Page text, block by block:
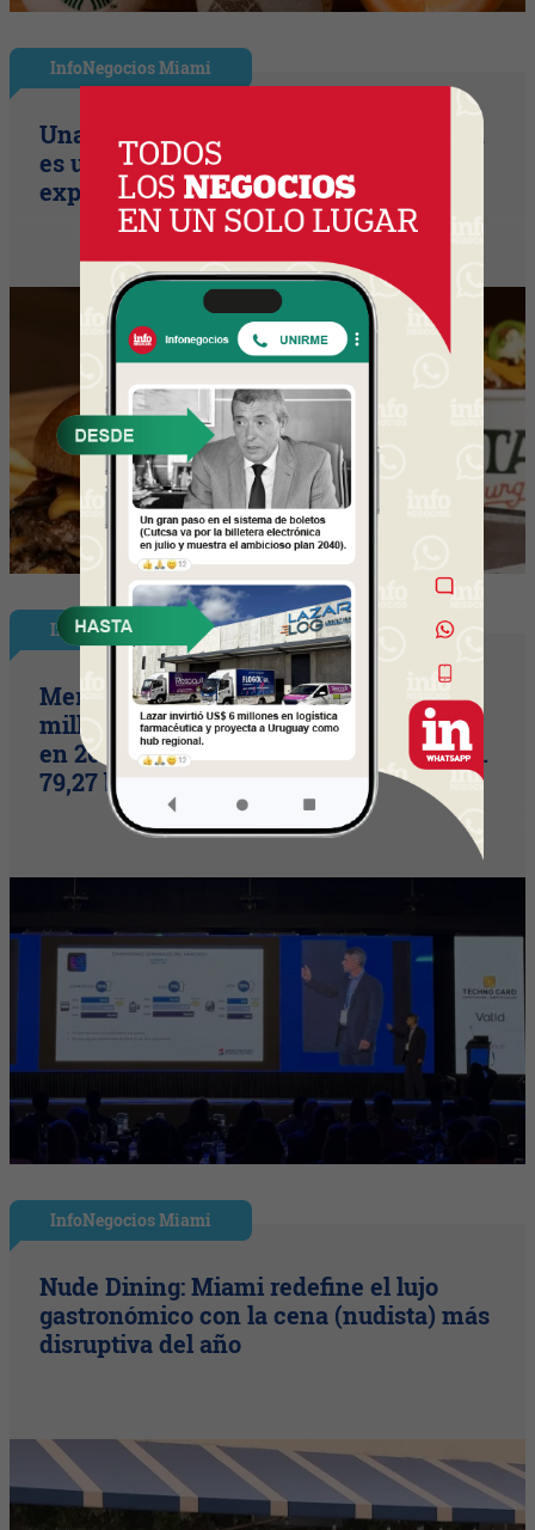
InfoNegocios Miami
Una compañía de seguros, que también
es una cadena de hamburguesería (la
expansión temática en Miami)
InfoNegocios en PY
Mercado de pagos proyecta 656
millones de transacciones con tarjetas
en 2026 (volumen operado alcanzaría G.
79,27 billones)
InfoNegocios Miami
Nude Dining: Miami redefine el lujo
gastronómico con la cena (nudista) más
disruptiva del año